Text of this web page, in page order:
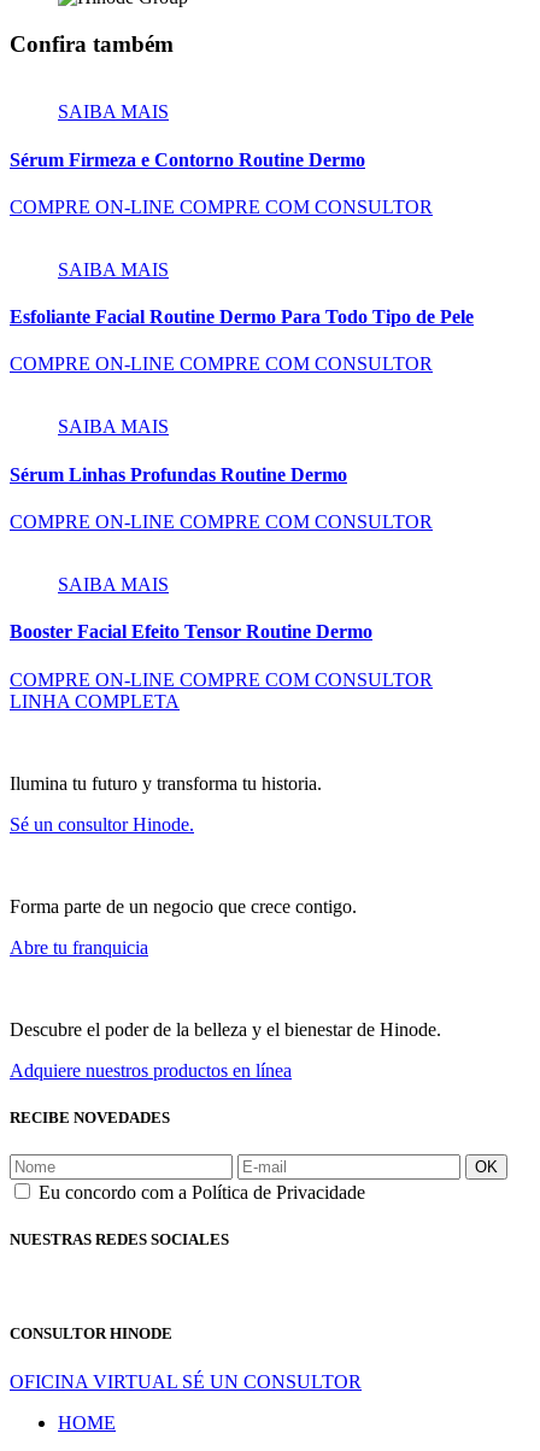
Confira também
SAIBA MAIS
Sérum Firmeza e Contorno Routine Dermo
COMPRE ON-LINE COMPRE COM CONSULTOR
SAIBA MAIS
Esfoliante Facial Routine Dermo Para Todo Tipo de Pele
COMPRE ON-LINE COMPRE COM CONSULTOR
SAIBA MAIS
Sérum Linhas Profundas Routine Dermo
COMPRE ON-LINE COMPRE COM CONSULTOR
SAIBA MAIS
Booster Facial Efeito Tensor Routine Dermo
COMPRE ON-LINE COMPRE COM CONSULTOR
LINHA COMPLETA
Ilumina tu futuro y transforma tu historia.
Sé un consultor Hinode.
Forma parte de un negocio que crece contigo.
Abre tu franquicia
Descubre el poder de la belleza y el bienestar de Hinode.
Adquiere nuestros productos en línea
RECIBE NOVEDADES
OK
Eu concordo com a Política de Privacidade
NUESTRAS REDES SOCIALES
CONSULTOR HINODE
OFICINA VIRTUAL SÉ UN CONSULTOR
HOME